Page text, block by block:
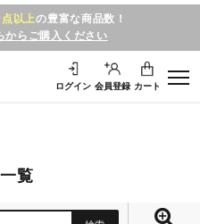
以上の豊富な商品数！
からご購入ください
ログイン 会員登録 カート
覧